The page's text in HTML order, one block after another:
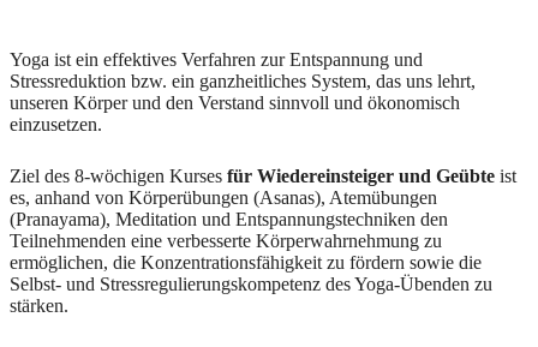
Yoga ist ein effektives Verfahren zur Entspannung und
Stressreduktion bzw. ein ganzheitliches System, das uns lehrt,
unseren Körper und den Verstand sinnvoll und ökonomisch
einzusetzen.
Ziel des 8-wöchigen Kurses für Wiedereinsteiger und Geübte ist
es, anhand von Körperübungen (Asanas), Atemübungen
(Pranayama), Meditation und Entspannungstechniken den
Teilnehmenden eine verbesserte Körperwahrnehmung zu
ermöglichen, die Konzentrationsfähigkeit zu fördern sowie die
Selbst- und Stressregulierungskompetenz des Yoga-Übenden zu
stärken.